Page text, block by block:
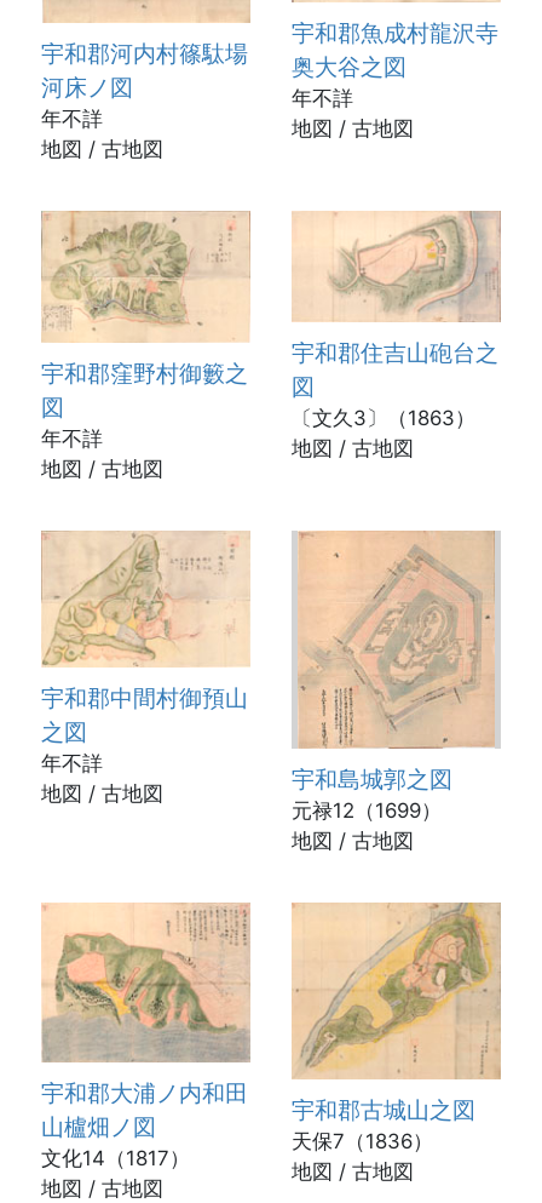
宇和郡河内村篠駄場
河床ノ図
年不詳
地図 / 古地図
宇和郡魚成村龍沢寺
奥大谷之図
年不詳
地図 / 古地図
宇和郡窪野村御籔之
図
年不詳
地図 / 古地図
宇和郡住吉山砲台之
図
〔文久3〕（1863）
地図 / 古地図
宇和郡中間村御預山
之図
年不詳
地図 / 古地図
宇和島城郭之図
元禄12（1699）
地図 / 古地図
宇和郡大浦ノ内和田
山櫨畑ノ図
文化14（1817）
地図 / 古地図
宇和郡古城山之図
天保7（1836）
地図 / 古地図